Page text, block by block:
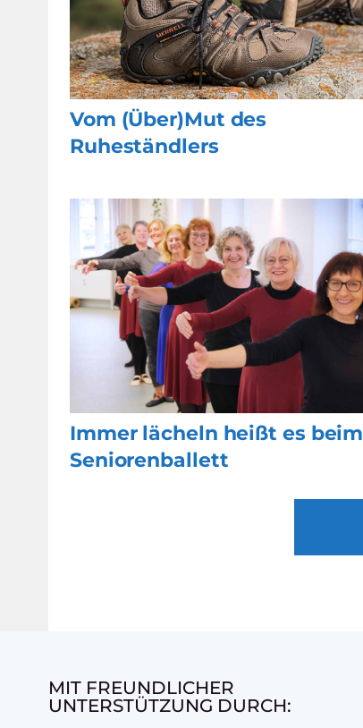
Vom (Über)Mut des
Ruheständlers
Immer lächeln heißt es beim
Seniorenballett
MIT FREUNDLICHER
UNTERSTÜTZUNG DURCH: